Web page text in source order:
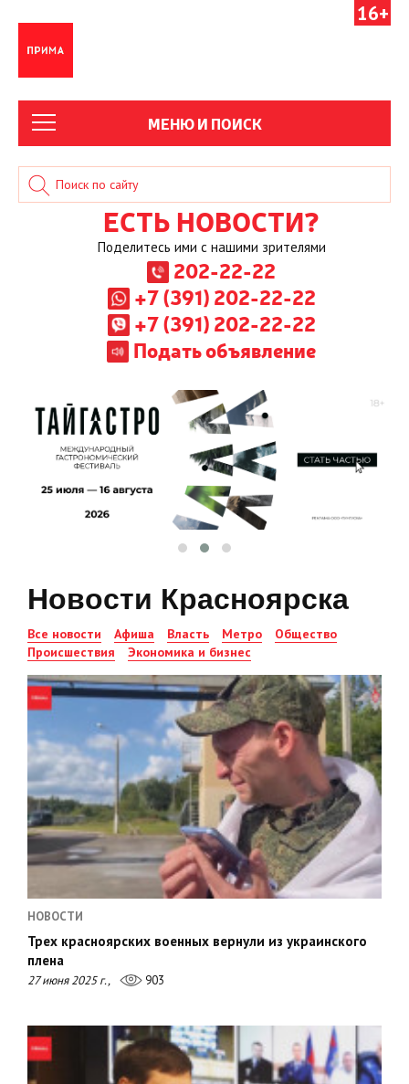
16+
МЕНЮ И ПОИСК
ЕСТЬ НОВОСТИ?
Поделитесь ими с нашими зрителями
202-22-22
+7 (391) 202-22-22
+7 (391) 202-22-22
Подать объявление
Новости Красноярска
Все новости Афиша Власть Метро
Общество
Происшествия
Экономика и бизнес
НОВОСТИ
Трех красноярских военных вернули из украинского
плена
27 июня 2025 г., 903